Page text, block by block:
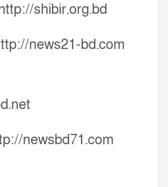
shibir.org.bd
news21-bd.com
newsbd71.com